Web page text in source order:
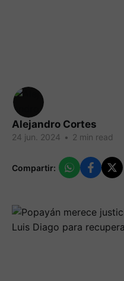
Alejandro Cortes
24 jun. 2024 • 2 min read
Compartir: